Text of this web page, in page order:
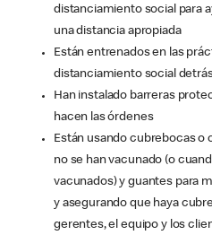
distanciamiento social para
una distancia apropiada
Están entrenados en las
distanciamiento social
Han instalado barreras
hacen las órdenes
Están usando cubrebocas
no se han vacunado (o
vacunados) y guantes para
y asegurando que haya
gerentes, el equipo y los